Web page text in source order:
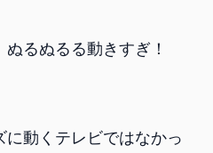
るぬるる動きすぎ！
動くテレビではなかっ